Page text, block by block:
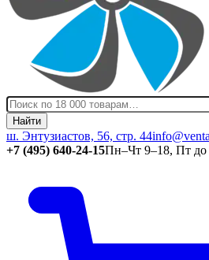
Найти
ш. Энтузиастов, 56, стр. 44
+7 (495) 640-24-15Пн–Чт 9–18, Пт до